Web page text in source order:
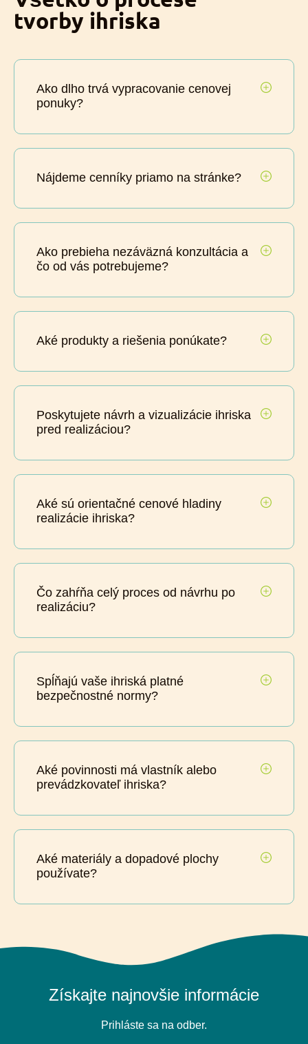
tvorby ihriska
Ako dlho trvá vypracovanie cenovej
ponuky?
Nájdeme cenníky priamo na stránke?
Ako prebieha nezáväzná konzultácia a
čo od vás potrebujeme?
Aké produkty a riešenia ponúkate?
Poskytujete návrh a vizualizácie ihriska
pred realizáciou?
Aké sú orientačné cenové hladiny
realizácie ihriska?
Čo zahŕňa celý proces od návrhu po
realizáciu?
Spĺňajú vaše ihriská platné
bezpečnostné normy?
Aké povinnosti má vlastník alebo
prevádzkovateľ ihriska?
Aké materiály a dopadové plochy
používate?
Získajte najnovšie informácie
Prihláste sa na odber.